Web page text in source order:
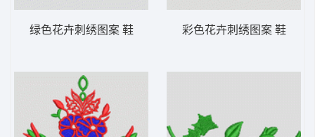
绿色花卉刺绣图案 鞋 彩色花卉刺绣图案 鞋